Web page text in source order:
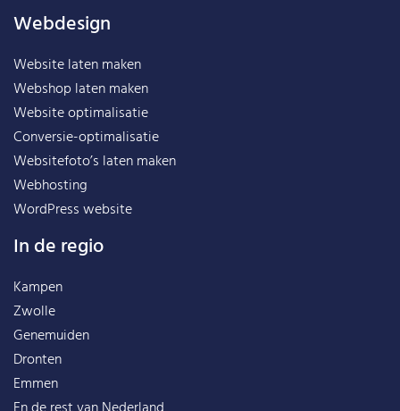
Webdesign
Website laten maken
Webshop laten maken
Website optimalisatie
Conversie-optimalisatie
Websitefoto’s laten maken
Webhosting
WordPress website
In de regio
Kampen
Zwolle
Genemuiden
Dronten
Emmen